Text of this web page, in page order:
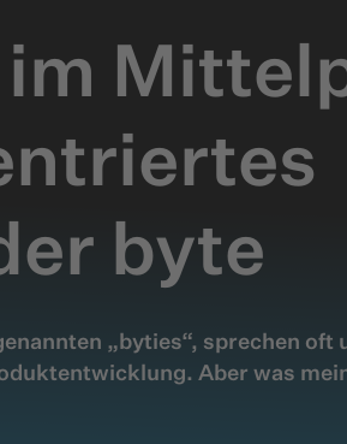
im
byte
„byties“, sprechen oft
Aber was